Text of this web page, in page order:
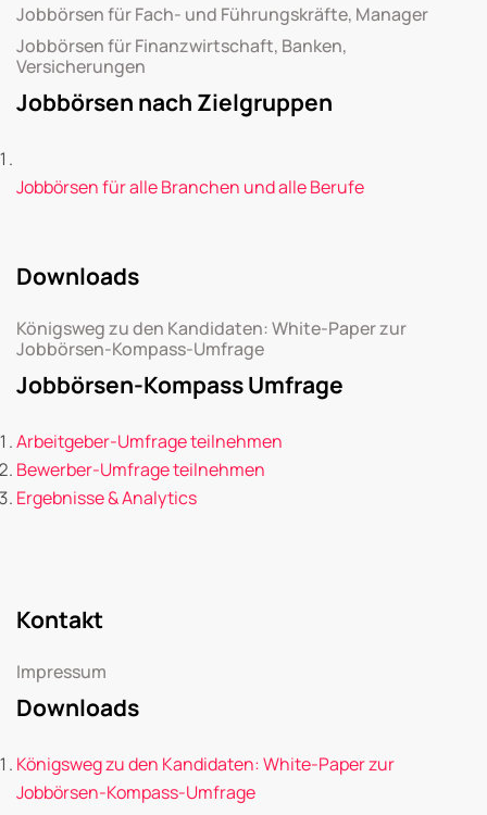
Jobbörsen für Fach- und Führungskräfte, Manager
Jobbörsen für Finanzwirtschaft, Banken,
Versicherungen
Jobbörsen nach Zielgruppen
Jobbörsen für alle Branchen und alle Berufe
Downloads
Königsweg zu den Kandidaten: White-Paper zur
Jobbörsen-Kompass-Umfrage
Jobbörsen-Kompass Umfrage
Arbeitgeber-Umfrage teilnehmen
Bewerber-Umfrage teilnehmen
Ergebnisse & Analytics
Kontakt
Impressum
Downloads
Königsweg zu den Kandidaten: White-Paper zur
Jobbörsen-Kompass-Umfrage